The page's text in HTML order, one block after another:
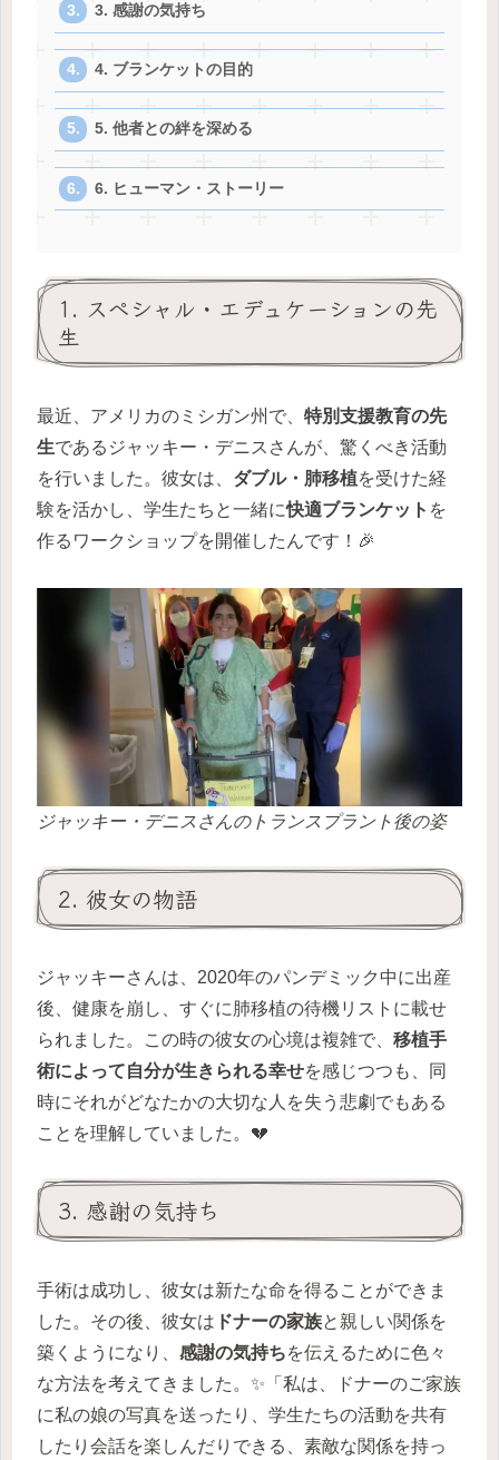
3. 感謝の気持ち
4. ブランケットの目的
5. 他者との絆を深める
6. ヒューマン・ストーリー
1. スペシャル・エデュケーションの先
生
最近、アメリカのミシガン州で、 特別支援教育の先
生であるジャッキー・デニスさんが、驚くべき活動
を行いました。彼女は、 ダブル・肺移植を受けた経
験を活かし、学生たちと一緒に快適ブランケット を
作るワークショップを開催したんです！🎉
ジャッキー・デニスさんのトランスプラント後の姿
2. 彼女の物語
ジャッキーさんは、2020年のパンデミック中に出産
後、健康を崩し、すぐに肺移植の待機リストに載せ
られました。この時の彼女の心境は複雑で、 移植手
術によって自分が生きられる幸せを感じつつも、同
時にそれがどなたかの大切な人を失う悲劇でもある
ことを理解していました。💔
3. 感謝の気持ち
手術は成功し、彼女は新たな命を得ることができま
した。その後、彼女は ドナーの家族と親しい関係を
築くようになり、 感謝の気持ちを伝えるために色々
な方法を考えてきました。✨「私は、ドナーのご家族
に私の娘の写真を送ったり、学生たちの活動を共有
したり会話を楽しんだりできる、素敵な関係を持っ